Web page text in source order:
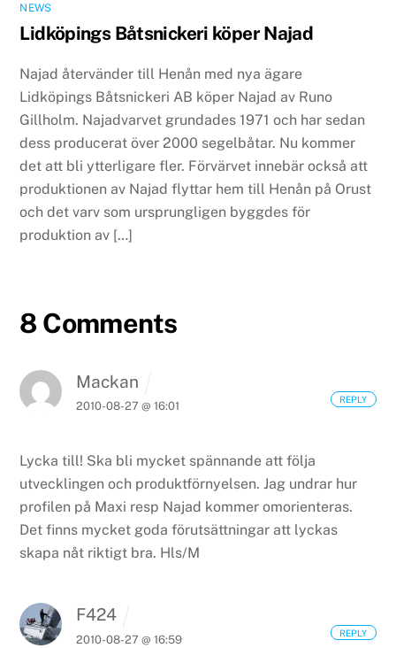
NEWS
Lidköpings Båtsnickeri köper Najad
Najad återvänder till Henån med nya ägare
Lidköpings Båtsnickeri AB köper Najad av Runo
Gillholm. Najadvarvet grundades 1971 och har sedan
dess producerat över 2000 segelbåtar. Nu kommer
det att bli ytterligare fler. Förvärvet innebär också att
produktionen av Najad flyttar hem till Henån på Orust
och det varv som ursprungligen byggdes för
produktion av […]
8 Comments
Mackan
2010-08-27 @ 16:01
Lycka till! Ska bli mycket spännande att följa
utvecklingen och produktförnyelsen. Jag undrar hur
profilen på Maxi resp Najad kommer omorienteras.
Det finns mycket goda förutsättningar att lyckas
skapa nåt riktigt bra. Hls/M
REPLY
F424
2010-08-27 @ 16:59
REPLY